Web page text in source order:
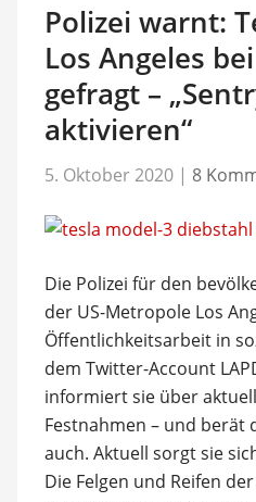
Polizei warnt:
Los Angeles
gefragt –
aktivieren“
5. Oktober 2020 | 8
Die Polizei für den
der US-Metropole Los
Öffentlichkeitsarbeit in
dem Twitter-Account
informiert sie über
Festnahmen – und berät
auch. Aktuell sorgt sie
Die Felgen und Reifen